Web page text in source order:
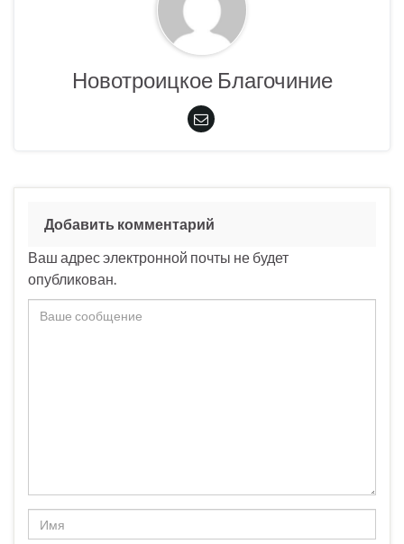
Новотроицкое Благочиние
Добавить комментарий
Ваш адрес электронной почты не будет
опубликован.